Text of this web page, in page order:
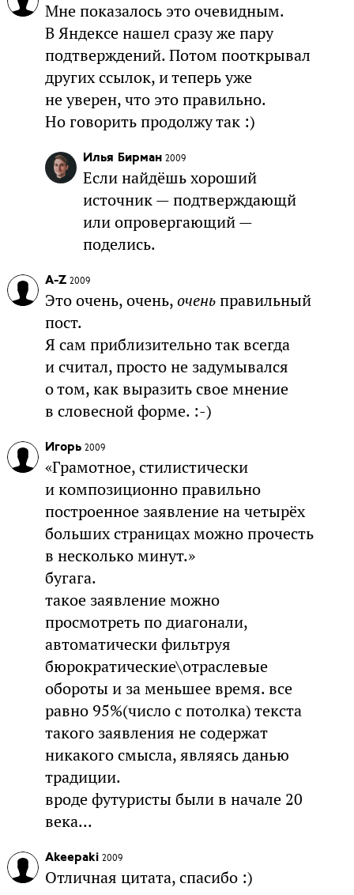
Мне показалось это очевидным.
В Яндексе нашел сразу же пару
подтверждений. Потом пооткрывал
других ссылок, и теперь уже
не уверен, что это правильно.
Но говорить продолжу так :)
Илья Бирман 2009
Если найдёшь хороший
источник — подтверждающй
или опровергающий —
поделись.
A-Z 2009
Это очень, очень,оченьправильный
пост.
Я сам приблизительно так всегда
и считал, просто не задумывался
о том, как выразить свое мнение
в словесной форме. :-)
Игорь 2009
«Грамотное, стилистически
и композиционно правильно
построенное заявление на четырёх
больших страницах можно прочесть
в несколько минут.»
бугага.
такое заявление можно
просмотреть по диагонали,
автоматически фильтруя
бюрократические\отраслевые
обороты и за меньшее время. все
равно 95%(число с потолка) текста
такого заявления не содержат
никакого смысла, являясь данью
традиции.
вроде футуристы были в начале 20
века...
Akeepaki 2009
Отличная цитата, спасибо :)